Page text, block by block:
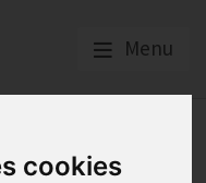
cookies
Menu